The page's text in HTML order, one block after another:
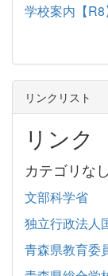
学校案内【R8
リンクリスト
リンク
カテゴリなし
文部科学省
独立行政法人
青森県教育委